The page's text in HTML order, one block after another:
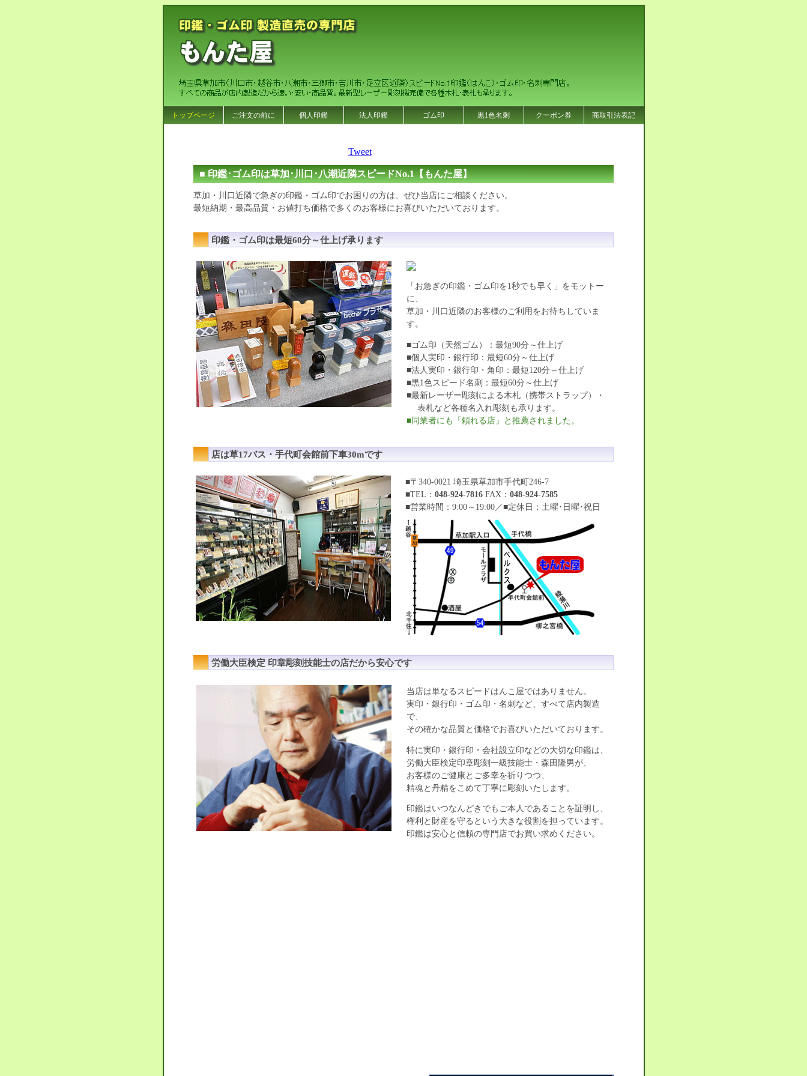
トップページ ご注文の前に 個人印鑑 法人印鑑 ゴム印 黒1色名刺 クーポン券 商取引法表記
Tweet
■ 印鑑･ゴム印は草加･川口･八潮近隣スピードNo.1【もんた屋】
草加・川口近隣で急ぎの印鑑・ゴム印でお困りの方は、ぜひ当店にご相談ください。
最短納期・最高品質・お値打ち価格で多くのお客様にお喜びいただいております。
印鑑・ゴム印は最短60分～仕上げ承ります
「お急ぎの印鑑・ゴム印を1秒でも早く」をモットー
に、
草加・川口近隣のお客様のご利用をお待ちしていま
す。
■ゴム印（天然ゴム）：最短90分～仕上げ
■個人実印・銀行印：最短60分～仕上げ
■法人実印・銀行印・角印：最短120分～仕上げ
■黒1色スピード名刺：最短60分～仕上げ
■最新レーザー彫刻による木札（携帯ストラップ）・
表札など各種名入れ彫刻も承ります。
■同業者にも「頼れる店」と推薦されました。
店は草17バス・手代町会館前下車30mです
■〒340-0021 埼玉県草加市手代町246-7
■TEL： 048-924-7816 FAX： 048-924-7585
■営業時間：9:00～19:00／■定休日：土曜･日曜･祝日
労働大臣検定 印章彫刻技能士の店だから安心です
当店は単なるスピードはんこ屋ではありません。
実印・銀行印・ゴム印・名刺など、すべて店内製造
で、
その確かな品質と価格でお喜びいただいております。
特に実印・銀行印・会社設立印などの大切な印鑑は、
労働大臣検定印章彫刻一級技能士・森田隆男が、
お客様のご健康とご多幸を祈りつつ、
精魂と丹精をこめて丁寧に彫刻いたします。
印鑑はいつなんどきでもご本人であることを証明し、
権利と財産を守るという大きな役割を担っています。
印鑑は安心と信頼の専門店でお買い求めください。